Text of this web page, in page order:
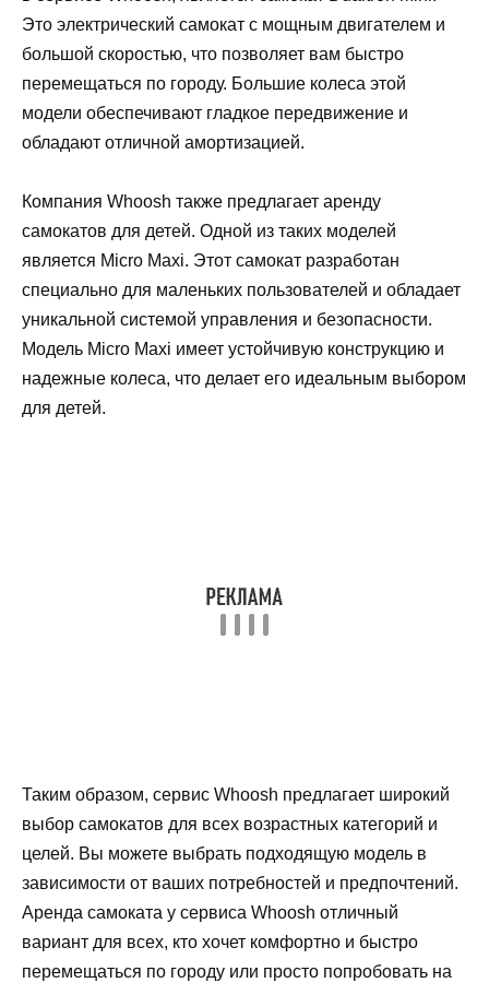
Это электрический самокат с мощным двигателем и
большой скоростью, что позволяет вам быстро
перемещаться по городу. Большие колеса этой
модели обеспечивают гладкое передвижение и
обладают отличной амортизацией.
Компания Whoosh также предлагает аренду
самокатов для детей. Одной из таких моделей
является Micro Maxi. Этот самокат разработан
специально для маленьких пользователей и обладает
уникальной системой управления и безопасности.
Модель Micro Maxi имеет устойчивую конструкцию и
надежные колеса, что делает его идеальным выбором
для детей.
Таким образом, сервис Whoosh предлагает широкий
выбор самокатов для всех возрастных категорий и
целей. Вы можете выбрать подходящую модель в
зависимости от ваших потребностей и предпочтений.
Аренда самоката у сервиса Whoosh отличный
вариант для всех, кто хочет комфортно и быстро
перемещаться по городу или просто попробовать на